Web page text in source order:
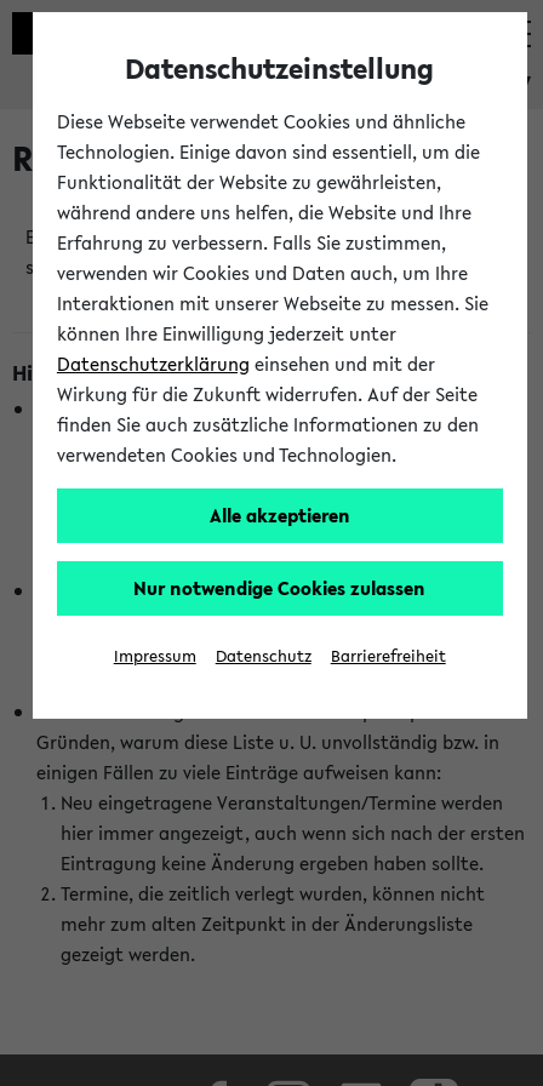
eKVV
Raumänderungen
Es wurden keine Raumänderungen an jetzt
stattfindenden Veranstaltungen gefunden!
Hinweise zur Liste der Raumänderungen
In dieser Liste werden nur Veranstaltungstermine
berücksichtigt, die gerade oder innerhalb der nächsten 2
Stunden stattfinden. Berücksichtigt werden nur Termine,
wurden. Die Anzeige ist semesterübergreifend und nicht
abhängig vom im eKVV gewählten Semester.
Die hier gezeigte Liste von Raumänderungen kann nur
vollständig sein, wenn den Fakultäten von den Lehrenden
die Änderungen zeitnah mitgeteilt und diese Änderungen
Gründen, warum diese Liste u. U. unvollständig bzw. in
einigen Fällen zu viele Einträge aufweisen kann:
Neu eingetragene Veranstaltungen/Termine werden
hier immer angezeigt, auch wenn sich nach der ersten
Eintragung keine Änderung ergeben haben sollte.
Termine, die zeitlich verlegt wurden, können nicht
mehr zum alten Zeitpunkt in der Änderungsliste
gezeigt werden.
Datenschutzeinstellung
Diese Webseite verwendet Cookies und ähnliche
Technologien. Einige davon sind essentiell, um die
Funktionalität der Website zu gewährleisten,
während andere uns helfen, die Website und Ihre
Erfahrung zu verbessern. Falls Sie zustimmen,
verwenden wir Cookies und Daten auch, um Ihre
Interaktionen mit unserer Webseite zu messen. Sie
können Ihre Einwilligung jederzeit unter
Datenschutzerklärung einsehen und mit der
Wirkung für die Zukunft widerrufen. Auf der Seite
finden Sie auch zusätzliche Informationen zu den
verwendeten Cookies und Technologien.
Alle akzeptieren
Nur notwendige Cookies zulassen
Impressum Datenschutz Barrierefreiheit